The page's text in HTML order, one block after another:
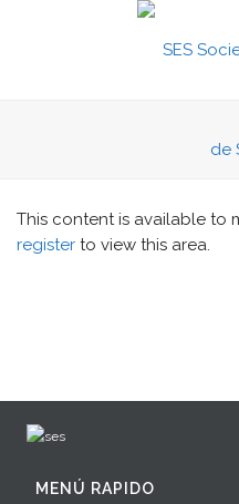
This content is available to
register to view this area.
MENÚ RAPIDO